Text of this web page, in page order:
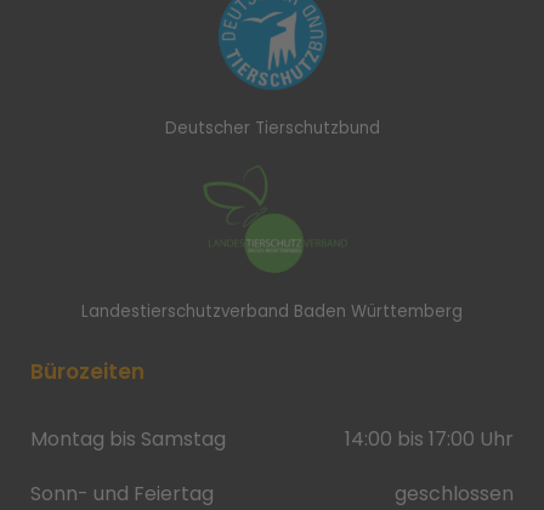
Deutscher Tierschutzbund
Landestierschutzverband Baden Württemberg
Bürozeiten
Montag bis Samstag
14:00 bis 17:00 Uhr
Sonn- und Feiertag
geschlossen